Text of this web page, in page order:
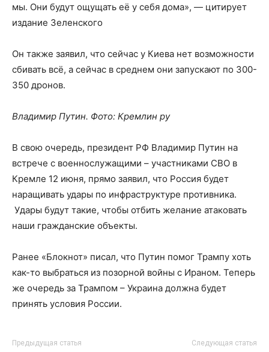
мы. Они будут ощущать её у себя дома», — цитирует
издание Зеленского
Он также заявил, что сейчас у Киева нет возможности
сбивать всё, а сейчас в среднем они запускают по 300-
350 дронов.
Владимир Путин. Фото: Кремлин ру
В свою очередь, президент РФ Владимир Путин на
встрече с военнослужащими – участниками СВО в
Кремле 12 июня, прямо заявил, что Россия будет
наращивать удары по инфраструктуре противника.
Удары будут такие, чтобы отбить желание атаковать
наши гражданские объекты.
Ранее «Блокнот» писал, что Путин помог Трампу хоть
как-то выбраться из позорной войны с Ираном. Теперь
же очередь за Трампом – Украина должна будет
принять условия России.
Предыдущая статья Следующая статья